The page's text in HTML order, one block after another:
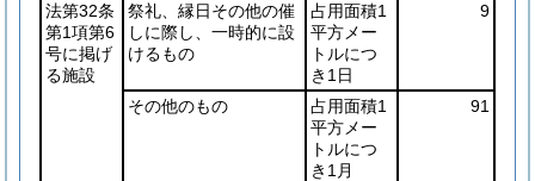
法第32条
第1項第6
号に掲げ
る施設
祭礼、縁日その他の催
しに際し、一時的に設
けるもの
占用面積1
平方メー
トルにつ
き1日
9
その他のもの
占用面積1
平方メー
トルにつ
き1月
91